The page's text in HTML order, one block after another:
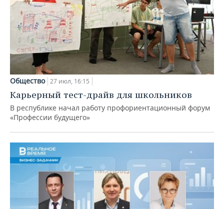
Общество 27 июл, 16:15
Карьерный тест-драйв для школьников
В республике начал работу профориентационный форум
«Профессии будущего»